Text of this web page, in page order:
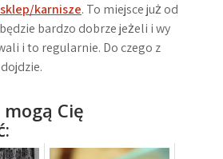
karnisze. To miejsce już od
bardzo dobrze jeżeli i wy
i to regularnie. Do czego z
Cię